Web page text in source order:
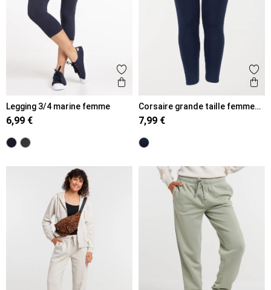
Ajouter aux favoris
Aperçu rapide
Legging 3/4 marine femme
6,99 €
Corsaire grande taille femme
marine navy
7,99 €